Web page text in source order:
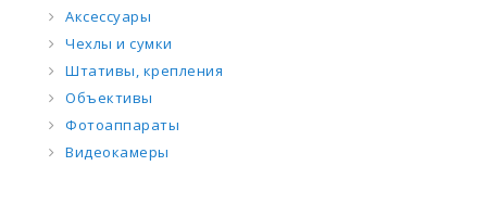
Аксессуары
Чехлы и сумки
Штативы, крепления
Объективы
Фотоаппараты
Видеокамеры